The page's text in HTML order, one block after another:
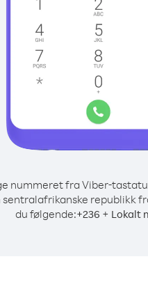
nummeret fra Viber-
sentralafrikanske republikk
du følgende:+236 + Lokalt